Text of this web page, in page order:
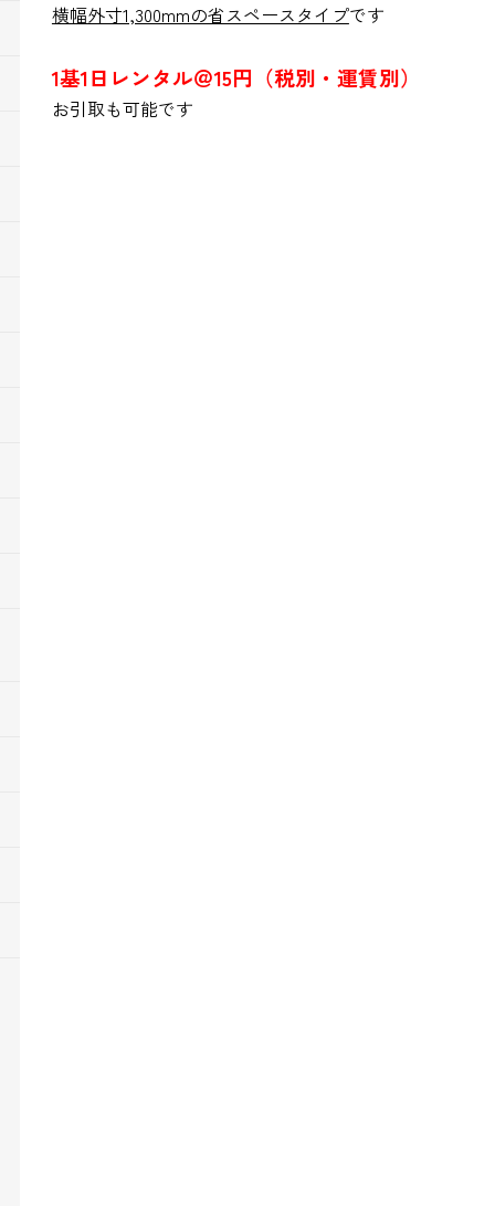
横幅外寸1,300mmの省スペースタイプです
1基1日レンタル＠15円（税別・運賃別）
お引取も可能です